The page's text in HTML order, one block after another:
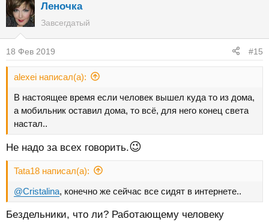
Леночка
Завсегдатый
18 Фев 2019 #15
alexei написал(а):
В настоящее время если человек вышел куда то из дома,
а мобильник оставил дома, то всё, для него конец света
настал..
Не надо за всех говорить.😉
Tata18 написал(а):
@Cristalina, конечно же сейчас все сидят в интернете..
Бездельники, что ли? Работающему человеку